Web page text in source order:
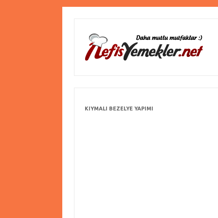
KIYMALI BEZELYE YAPIMI